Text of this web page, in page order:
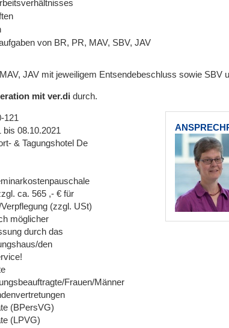
von BR, PR, MAV, SBV, JAV
JAV mit jeweiligem Entsendebeschluss sowie SBV
mit ver.di durch.
121
bis 08.10.2021
& Tagungshotel De
ca. 565 ,- € für
(zzgl. USt)
möglicher
durch das
den
Frauen/Männer
(BPersVG)
(LPVG)